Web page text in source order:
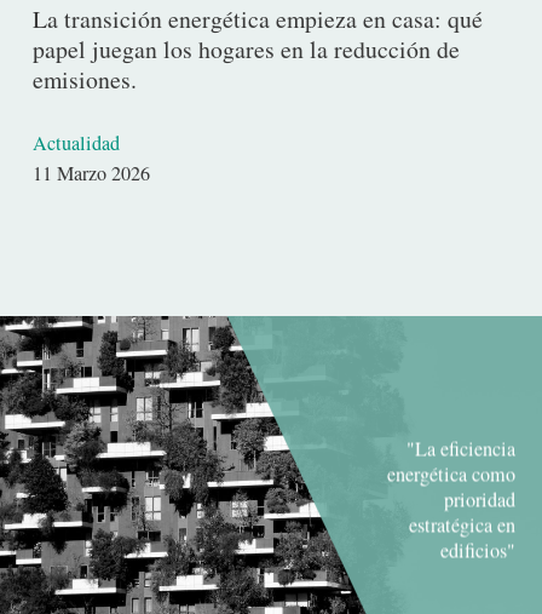
La transición energética empieza en casa: qué
papel juegan los hogares en la reducción de
emisiones.
Actualidad
Fecha11 Marzo 2026
"La eficiencia
energética como
prioridad
estratégica en
edificios"